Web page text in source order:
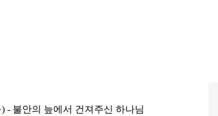
- 불안의 늪에서 건져주신 하나님